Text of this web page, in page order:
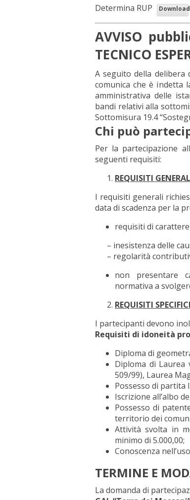
Determina RUP
Download
AVVISO
TECNICO
A seguito della delibera
comunica che è indetta
amministrativa delle
bandi relativi alla
Sottomisura 19.4
Chi può
Per la partecipazione
seguenti requisiti:
REQUISITI
I requisiti generali
data di scadenza per la
requisiti di carattere
– inesistenza delle
– regolarità
non presentare
normativa a
REQUISITI SPECIFICI
I partecipanti devono
Requisiti di idoneità
Diploma di
Diploma di Laurea
509/99), Laurea
Possesso di partita
Iscrizione all’albo
Possesso di
territorio dei
Attività svolta in
minimo di 5.000,00;
Conoscenza
TERMINE E
La domanda di